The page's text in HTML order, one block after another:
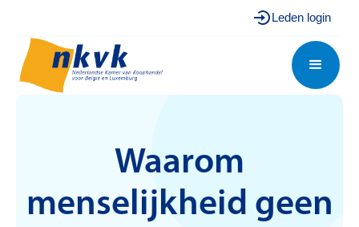
Leden login
Waarom
menselijkheid geen